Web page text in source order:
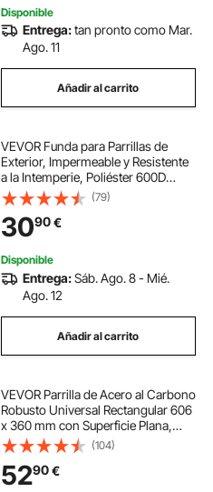
Disponible
Entrega:tan pronto como Mar.
Ago. 11
Añadir al carrito
VEVOR Funda para Parrillas de
Exterior, Impermeable y Resistente
a la Intemperie, Poliéster 600D
Duradero, 280 g/m², Fácil de Poner
y Quitar, con Protección Solar, 1700
x 650 x 1150 mm, Negro
(79)
3090€
Disponible
Entrega:Sáb. Ago. 8 - Mié.
Ago. 12
Añadir al carrito
VEVOR Parrilla de Acero al Carbono
Robusto Universal Rectangular 606
x 360 mm con Superficie Plana,
Plancha de Gas para Barbacoa,
Utensilios de Cocina Familiares
Portátiles con asa, Gran Superficie
(104)
5290€